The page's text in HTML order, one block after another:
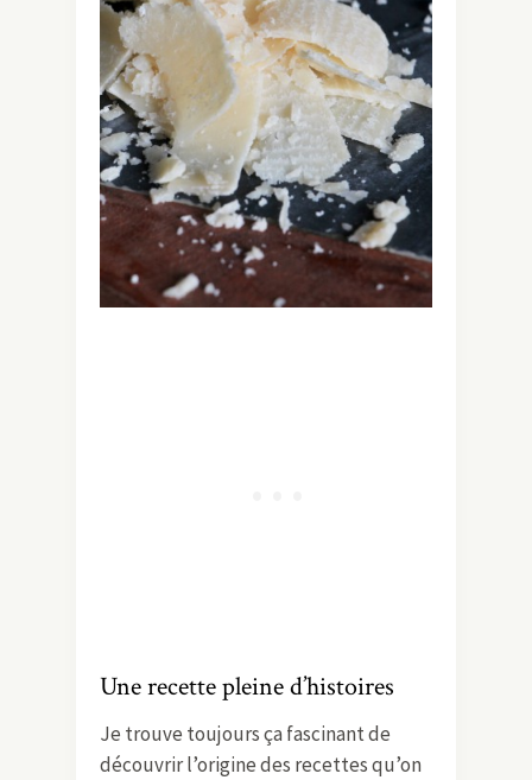
Une recette pleine d’histoires
Je trouve toujours ça fascinant de
découvrir l’origine des recettes qu’on